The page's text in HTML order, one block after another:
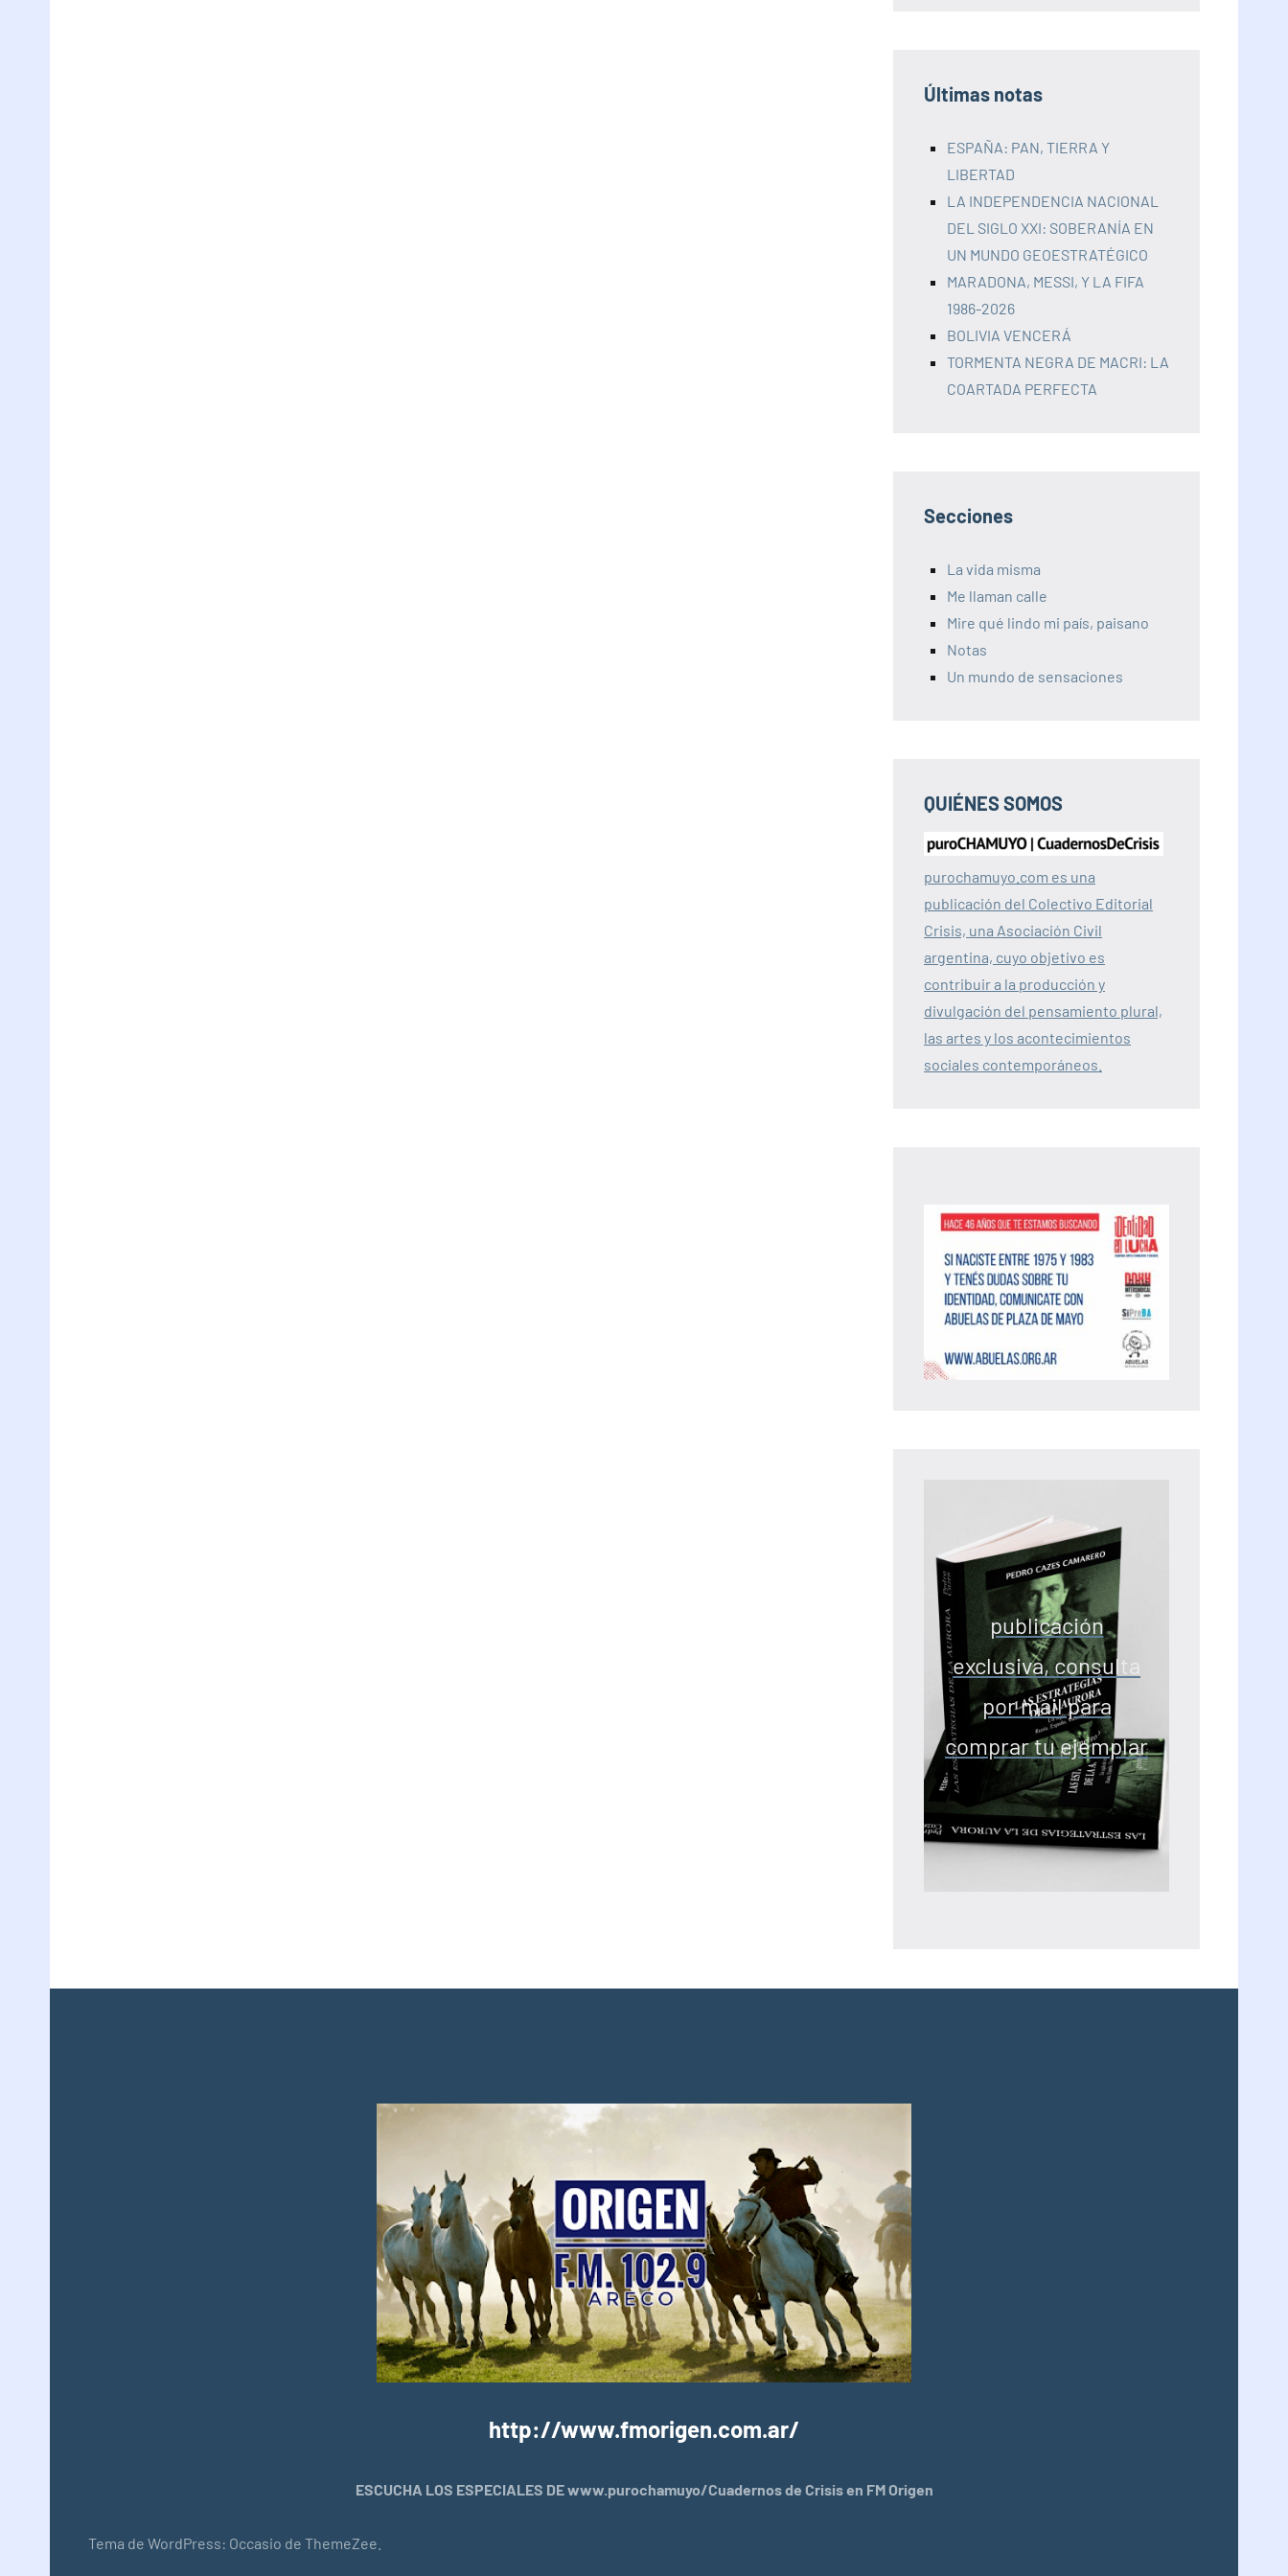
Últimas notas
ESPAÑA: PAN, TIERRA Y
LIBERTAD
LA INDEPENDENCIA NACIONAL
DEL SIGLO XXI: SOBERANÍA EN
UN MUNDO GEOESTRATÉGICO
MARADONA, MESSI, Y LA FIFA
1986-2026
BOLIVIA VENCERÁ
TORMENTA NEGRA DE MACRI: LA
COARTADA PERFECTA
Secciones
La vida misma
Me llaman calle
Mire qué lindo mi país, paisano
Notas
Un mundo de sensaciones
QUIÉNES SOMOS
purochamuyo.com es una
publicación del Colectivo Editorial
Crisis, una Asociación Civil
argentina, cuyo objetivo es
contribuir a la producción y
divulgación del pensamiento plural,
las artes y los acontecimientos
sociales contemporáneos.
publicación
exclusiva, consulta
por mail para
comprar tu ejemplar
http://www.fmorigen.com.ar/
ESCUCHA LOS ESPECIALES DE www.purochamuyo/Cuadernos de Crisis en FM Origen
Tema de WordPress: Occasio de ThemeZee.